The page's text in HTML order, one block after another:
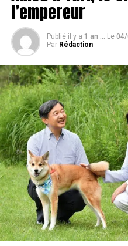
L’opinion des experts
Bien que la chiropractie et
suscitent des débats parmi
Colak a trouvé un soutien
propriétaires d’animaux
réussite élevé et son
des animaux sont évidents
entreprend.
l’empereur
Publié il y a 1 an ... Le
Par Rédaction